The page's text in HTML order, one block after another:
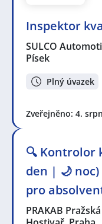
Inspektor
SULCO
Písek
Plný úvazek
Zveřejněno: 4.
🔍 Kontrolor
den | 🌙
pro
PRAKAB